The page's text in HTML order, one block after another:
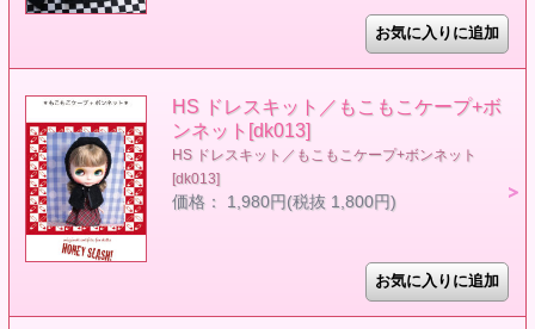
HS ドレスキット／もこもこケープ+ボ
ンネット[dk013]
HS ドレスキット／もこもこケープ+ボンネット
[dk013]
価格： 1,980円(税抜 1,800円)